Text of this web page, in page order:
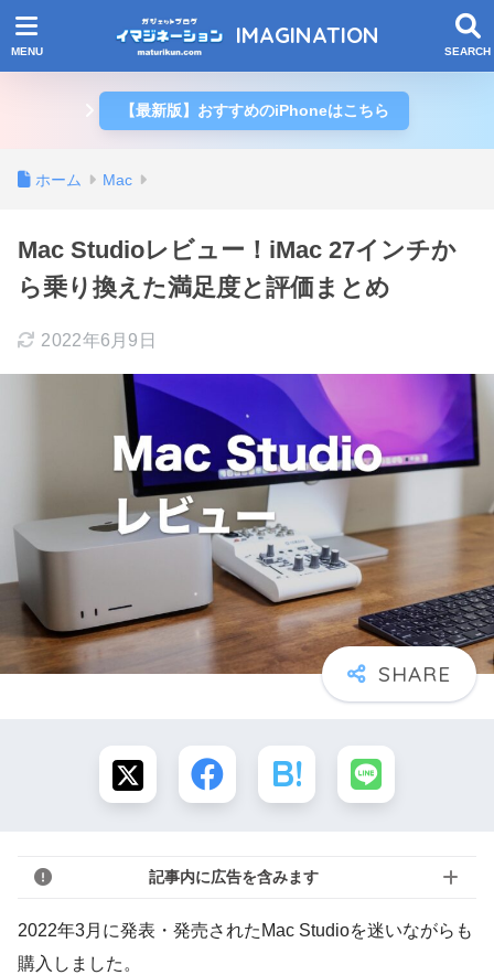
IMAGINATION
【最新版】おすすめのiPhoneはこちら
ホーム Mac
Mac Studioレビュー！iMac 27インチか
ら乗り換えた満足度と評価まとめ
2022年6月9日
記事内に広告を含みます
2022年3月に発表・発売されたMac Studioを迷いながらも
購入しました。